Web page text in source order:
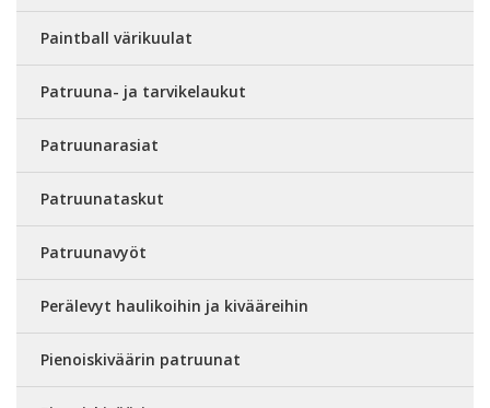
Paintball värikuulat
Patruuna- ja tarvikelaukut
Patruunarasiat
Patruunataskut
Patruunavyöt
Perälevyt haulikoihin ja kivääreihin
Pienoiskiväärin patruunat